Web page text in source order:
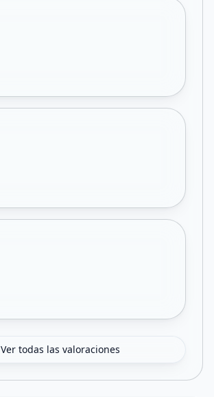
Ver todas las valoraciones